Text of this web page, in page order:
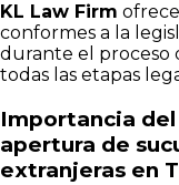
KL Law Firm
conformes a la
durante el proceso
todas las etapas
Importancia
apertura de
extranjeras en